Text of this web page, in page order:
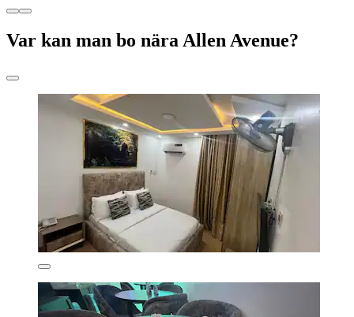
Var kan man bo nära Allen Avenue?